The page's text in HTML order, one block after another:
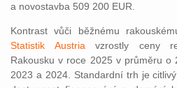
a novostavba 509 200 EUR.
Kontrast vůči běžnému
Statistik Austriavzrostly ceny
Rakousku v roce 2025 v průměru o
2023 a 2024. Standardní trh je